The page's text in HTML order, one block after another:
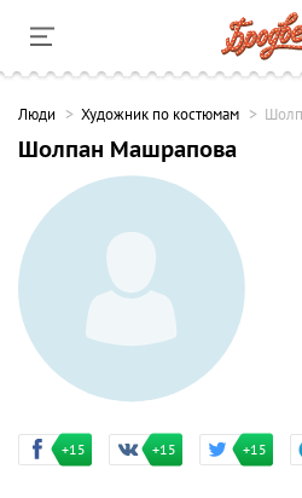
Люди Художник по костюмам
Шолпан Машрапова
+15 +15 +15